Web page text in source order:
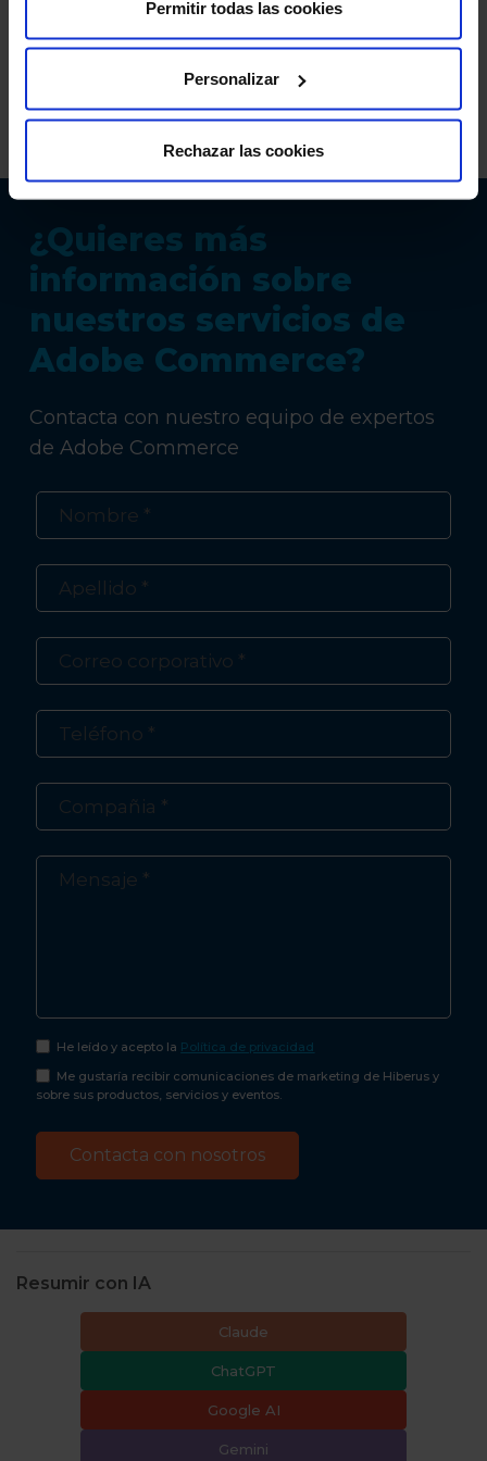
Permitir todas las cookies
Personalizar
Rechazar las cookies
confianza puesta en Hiberus por parte de
Grupo Raventós Codorníu.
¿Quieres más
información sobre
nuestros servicios de
Adobe Commerce?
Contacta con nuestro equipo de expertos
de Adobe Commerce
He leído y acepto la Política de privacidad
Me gustaría recibir comunicaciones de marketing de Hiberus y
sobre sus productos, servicios y eventos.
Resumir con IA
Claude
ChatGPT
Google AI
Gemini